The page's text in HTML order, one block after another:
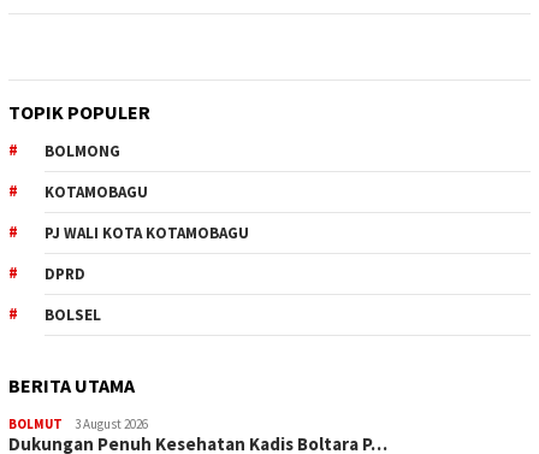
TOPIK POPULER
BOLMONG
KOTAMOBAGU
PJ WALI KOTA KOTAMOBAGU
DPRD
BOLSEL
BERITA UTAMA
BOLMUT 3 August 2026
Dukungan Penuh Kesehatan Kadis Boltara P…